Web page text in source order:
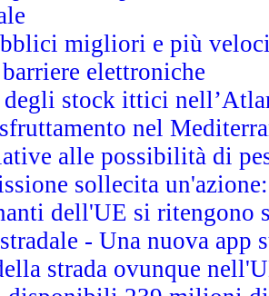
migliori e più
elettroniche
degli stock ittici
nel
alle possibilità di
sollecita
dell'UE si ritengono
- Una nuova
strada ovunque